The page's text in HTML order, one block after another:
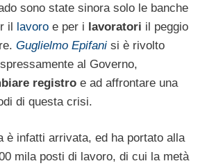
sono state sinora solo le banche
il lavoro e per i lavoratori il peggio
Guglielmo Epifani si è rivolto
al Governo,
registro e ad affrontare una
di questa crisi.
è infatti arrivata, ed ha portato alla
mila posti di lavoro, di cui la metà